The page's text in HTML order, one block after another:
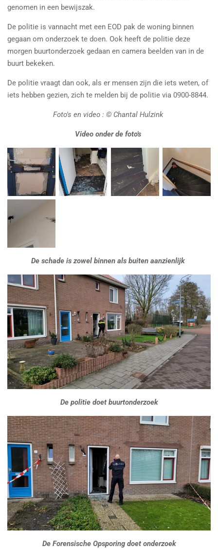
genomen in een bewijszak.
De politie is vannacht met een EOD pak de woning binnen
gegaan om onderzoek te doen. Ook heeft de politie deze
morgen buurtonderzoek gedaan en camera beelden van in de
buurt bekeken.
De politie vraagt dan ook, als er mensen zijn die iets weten, of
iets hebben gezien, zich te melden bij de politie via 0900-8844.
Foto's en video : © Chantal Hulzink
Video onder de foto's
De schade is zowel binnen als buiten aanzienlijk
De politie doet buurtonderzoek
De Forensische Opsporing doet onderzoek